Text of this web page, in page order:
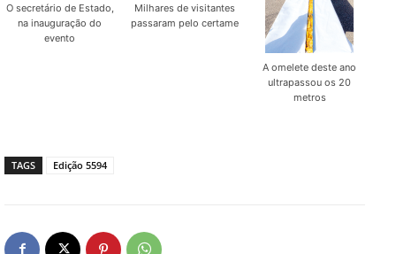
O secretário de Estado,
na inauguração do
evento
Milhares de visitantes
passaram pelo certame
A omelete deste ano
ultrapassou os 20
metros
TAGS Edição 5594